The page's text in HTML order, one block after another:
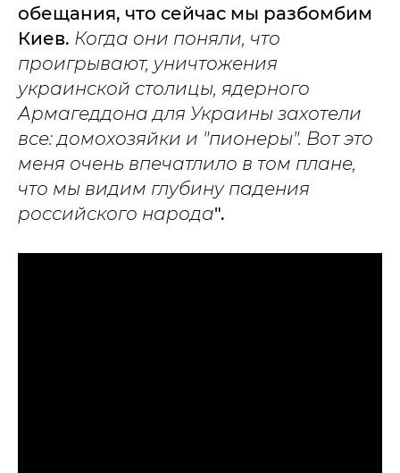
обещания, что сейчас мы разбомбим
Киев. Когда они поняли, что
проигрывают, уничтожения
украинской столицы, ядерного
Армагеддона для Украины захотели
все: домохозяйки и "пионеры". Вот это
меня очень впечатлило в том плане,
что мы видим глубину падения
российского народа".